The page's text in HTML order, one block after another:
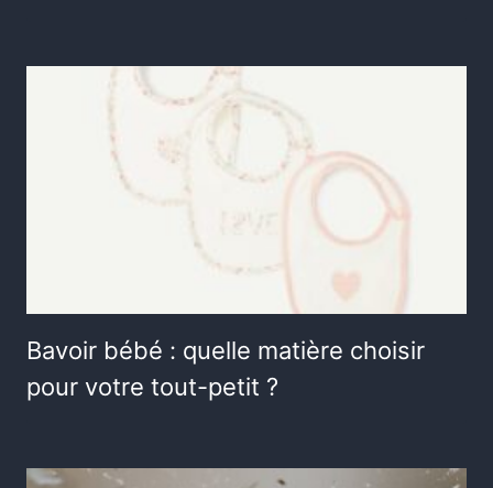
Bavoir bébé : quelle matière choisir
pour votre tout-petit ?